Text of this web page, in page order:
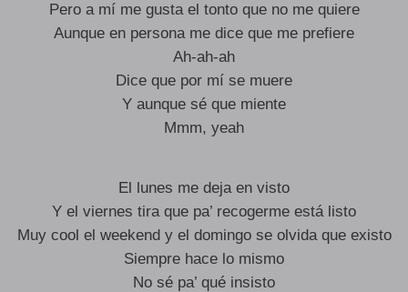
Pero a mí me gusta el tonto que no me quiere
Aunque en persona me dice que me prefiere
Ah-ah-ah
Dice que por mí se muere
Y aunque sé que miente
Mmm, yeah
El lunes me deja en visto
Y el viernes tira que pa’ recogerme está listo
Muy cool el weekend y el domingo se olvida que existo
Siempre hace lo mismo
No sé pa’ qué insisto